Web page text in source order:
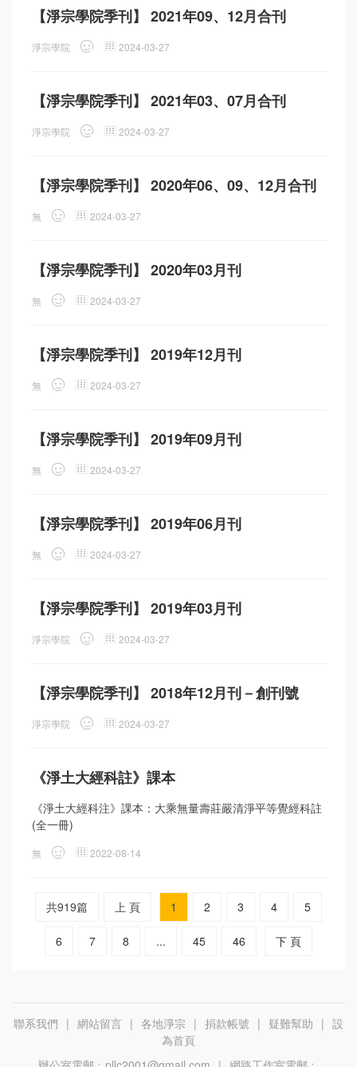
【淨宗學院季刊】 2021年09、12月合刊
淨宗學院 2024-03-27
【淨宗學院季刊】 2021年03、07月合刊
淨宗學院 2024-03-27
【淨宗學院季刊】 2020年06、09、12月合刊
無 2024-03-27
【淨宗學院季刊】 2020年03月刊
無 2024-03-27
【淨宗學院季刊】 2019年12月刊
無 2024-03-27
【淨宗學院季刊】 2019年09月刊
無 2024-03-27
【淨宗學院季刊】 2019年06月刊
無 2024-03-27
【淨宗學院季刊】 2019年03月刊
淨宗學院 2024-03-27
【淨宗學院季刊】 2018年12月刊－創刊號
淨宗學院 2024-03-27
《淨土大經科註》課本
《淨土大經科注》課本：大乘無量壽莊嚴清淨平等覺經科註
(全一冊)
無 2022-08-14
共919篇 上 頁 1 2 3 4 5
6 7 8 ... 45 46 下 頁
聯系我們 | 網站留言 | 各地淨宗 | 捐款帳號 | 疑難幫助 | 設
為首頁